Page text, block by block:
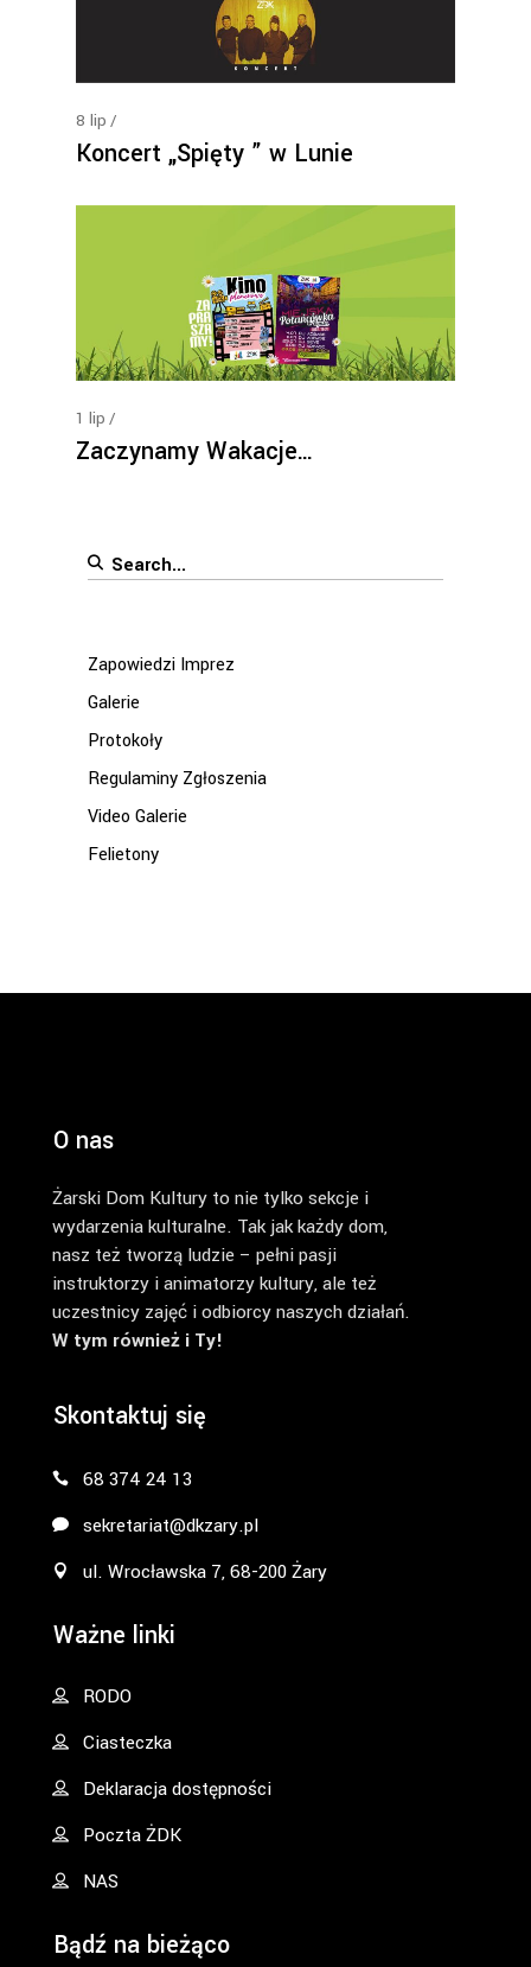
8 lip
Koncert „Spięty ” w Lunie
1 lip
Zaczynamy Wakacje…
Search
Zapowiedzi Imprez
Galerie
Protokoły
Regulaminy Zgłoszenia
Video Galerie
Felietony
O nas
Żarski Dom Kultury to nie tylko sekcje i
wydarzenia kulturalne. Tak jak każdy dom,
nasz też tworzą ludzie – pełni pasji
instruktorzy i animatorzy kultury, ale też
uczestnicy zajęć i odbiorcy naszych działań.
W tym również i Ty!
Skontaktuj się
68 374 24 13
sekretariat@dkzary.pl
ul. Wrocławska 7, 68-200 Żary
Ważne linki
RODO
Ciasteczka
Deklaracja dostępności
Poczta ŻDK
NAS
Bądź na bieżąco